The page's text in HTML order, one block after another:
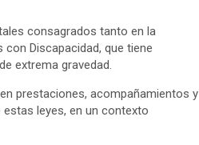
consagrados tanto en la
Discapacidad, que tiene
extrema gravedad.
prestaciones, acompañamientos y
leyes, en un contexto